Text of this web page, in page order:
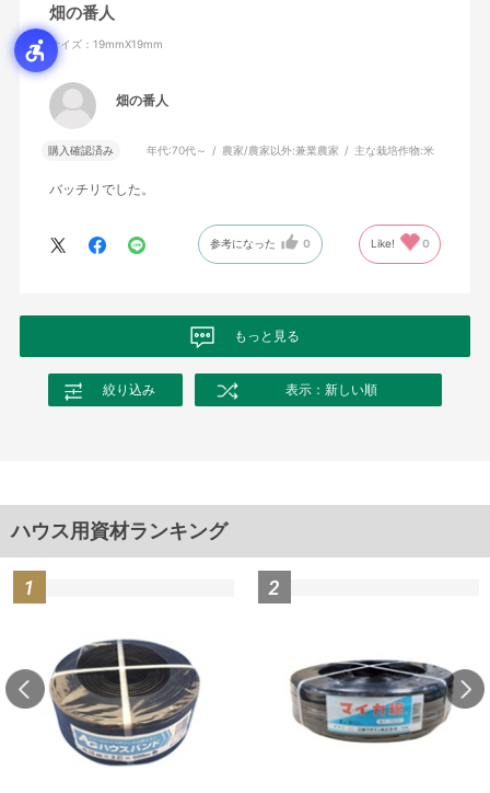
畑の番人
サイズ：19mmX19mm
畑の番人
購入確認済み 年代:70代～ 農家/農家以外:兼業農家 主な栽培作物:米
バッチリでした。
参考になった 0 Like! 0
もっと見る
絞り込み 表示：新しい順
ハウス用資材ランキング